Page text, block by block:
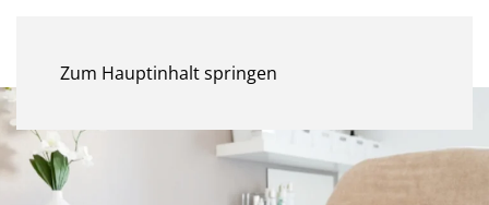
Zum Hauptinhalt springen